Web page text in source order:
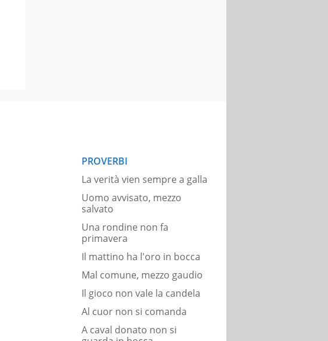
PROVERBI
La verità vien sempre a galla
Uomo avvisato, mezzo
salvato
Una rondine non fa
primavera
Il mattino ha l'oro in bocca
Mal comune, mezzo gaudio
Il gioco non vale la candela
Al cuor non si comanda
A caval donato non si